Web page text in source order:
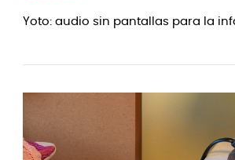
Yoto: audio sin pantallas para la